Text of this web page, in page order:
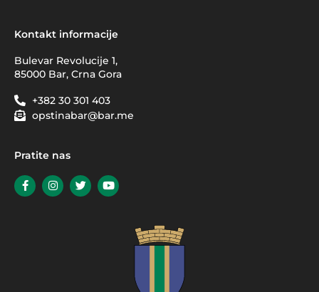
Kontakt informacije
Bulevar Revolucije 1,
85000 Bar, Crna Gora
+382 30 301 403
opstinabar@bar.me
Pratite nas